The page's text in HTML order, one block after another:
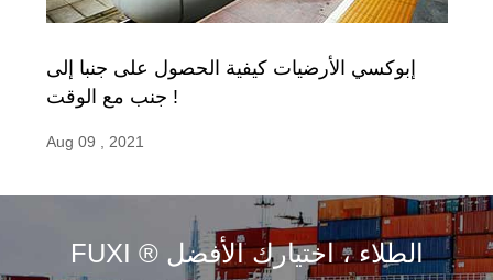
إبوكسي الأرضيات كيفية الحصول على جنبا إلى
جنب مع الوقت !
Aug 09 , 2021
FUXI ® الطلاء ، اختيارك الأفضل